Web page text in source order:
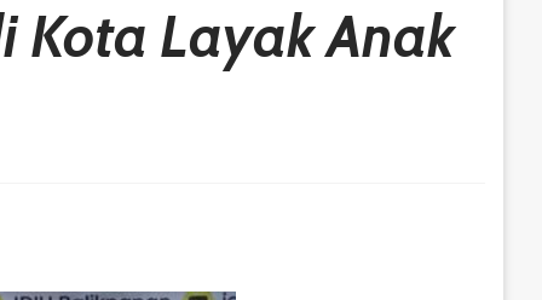
Kota Layak Anak